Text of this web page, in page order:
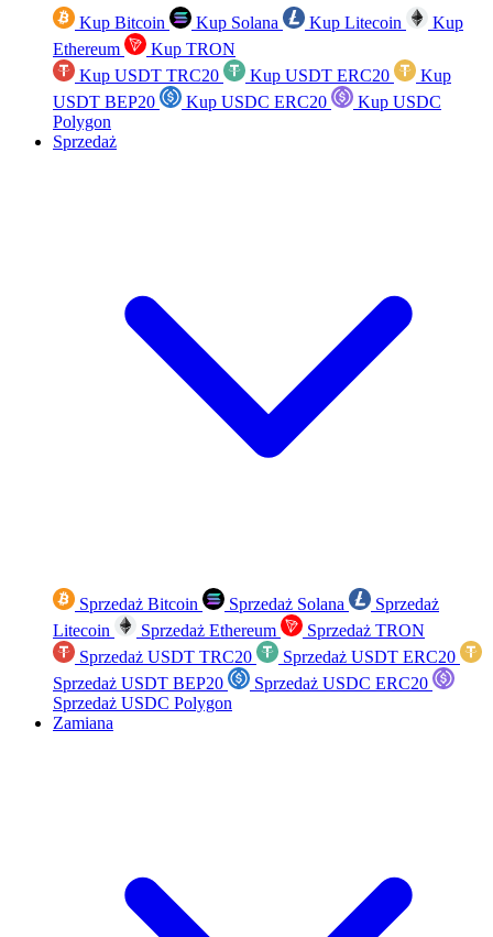
Kup Bitcoin Kup Solana Kup Litecoin
Kup
Ethereum
Kup TRON
Kup USDT TRC20
Kup USDT ERC20
Kup
USDT BEP20
Kup USDC ERC20
Kup USDC
Polygon
Sprzedaż
Sprzedaż Bitcoin Sprzedaż Solana
Sprzedaż
Litecoin
Sprzedaż Ethereum
Sprzedaż TRON
Sprzedaż USDT TRC20
Sprzedaż USDT ERC20
Sprzedaż USDT BEP20
Sprzedaż USDC ERC20
Sprzedaż USDC Polygon
Zamiana